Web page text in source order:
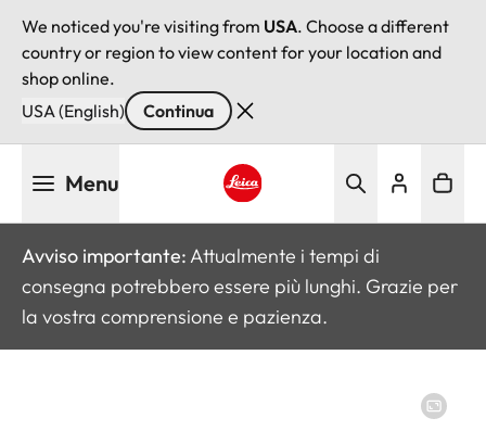
We noticed you're visiting from USA. Choose a different
country or region to view content for your location and
shop online.
USA (English)
Continua
Menu
Avviso importante: Attualmente i tempi di
consegna potrebbero essere più lunghi. Grazie per
la vostra comprensione e pazienza.